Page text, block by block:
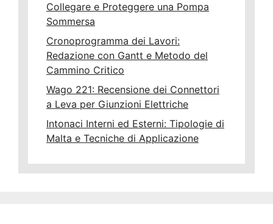
Collegare e Proteggere una Pompa
Sommersa
Cronoprogramma dei Lavori:
Redazione con Gantt e Metodo del
Cammino Critico
Wago 221: Recensione dei Connettori
a Leva per Giunzioni Elettriche
Intonaci Interni ed Esterni: Tipologie di
Malta e Tecniche di Applicazione